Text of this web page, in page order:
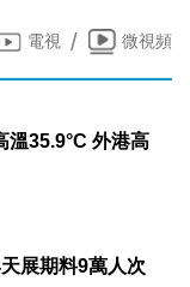
電視 / 微視頻
溫35.9°C 外港高
展期料9萬人次